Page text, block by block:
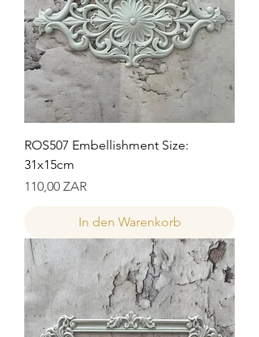
ROS507 Embellishment Size:
31x15cm
Preis
110,00 ZAR
In den Warenkorb